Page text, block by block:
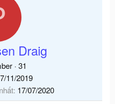
Draig
· 31
11/2019
17/07/2020